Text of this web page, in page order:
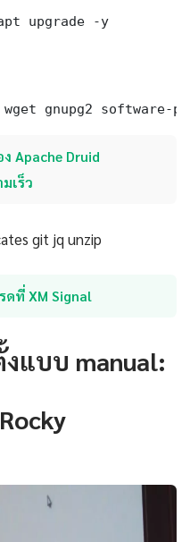
upgrade -y
gnupg2 software-
Apache Druid
เร็ว
git jq unzip
ที่ XM Signal
แบบ manual: